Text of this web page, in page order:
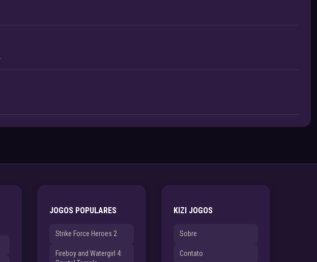
JOGOS POPULARES
Strike Force Heroes 2
Fireboy and Watergirl 4:
KIZI JOGOS
Sobre
Contato